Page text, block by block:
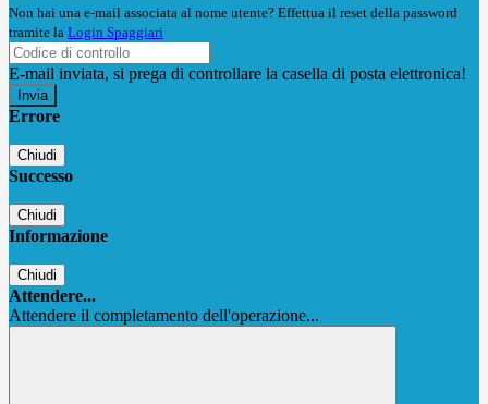
Non hai una e-mail associata al nome utente? Effettua il reset della password
tramite la Login Spaggiari
E-mail inviata, si prega di controllare la casella di posta elettronica!
Errore
Chiudi
Successo
Chiudi
Informazione
Chiudi
Attendere...
Attendere il completamento dell'operazione...